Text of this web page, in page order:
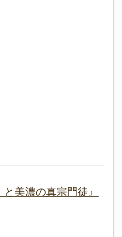
美濃の真宗門徒』